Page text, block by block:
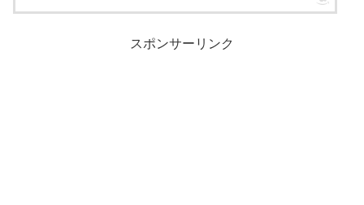
スポンサーリンク